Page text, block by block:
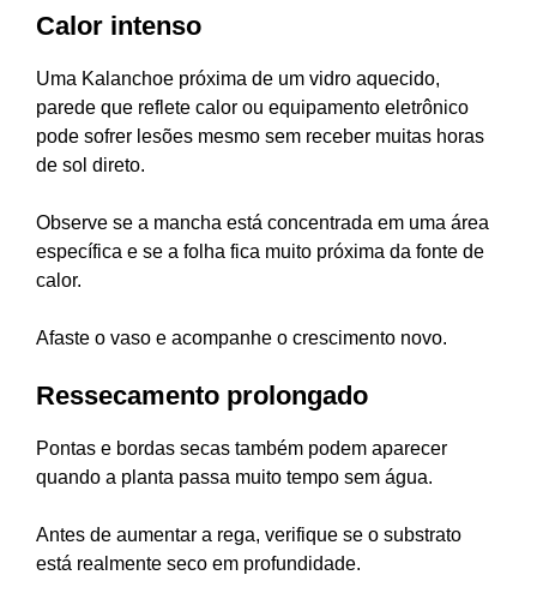
Calor intenso
Uma Kalanchoe próxima de um vidro aquecido,
parede que reflete calor ou equipamento eletrônico
pode sofrer lesões mesmo sem receber muitas horas
de sol direto.
Observe se a mancha está concentrada em uma área
específica e se a folha fica muito próxima da fonte de
calor.
Afaste o vaso e acompanhe o crescimento novo.
Ressecamento prolongado
Pontas e bordas secas também podem aparecer
quando a planta passa muito tempo sem água.
Antes de aumentar a rega, verifique se o substrato
está realmente seco em profundidade.